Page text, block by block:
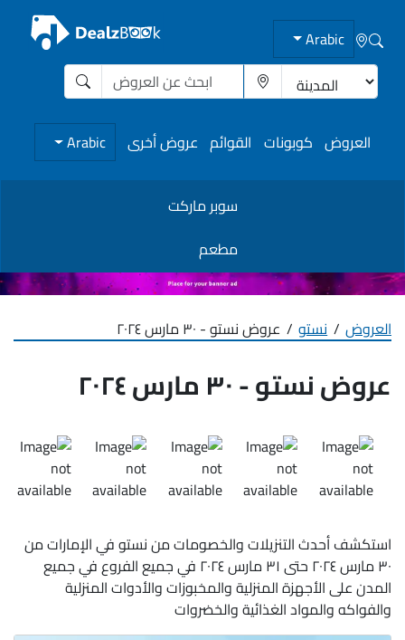
Arabic
العروض كوبونات القوائم عروض أخرى Arabic
سوبر ماركت
مطعم
العروض نستو عروض نستو - ٣٠ مارس ٢٠٢٤
عروض نستو - ٣٠ مارس ٢٠٢٤
استكشف أحدث التنزيلات والخصومات من نستو في الإمارات من
٣٠ مارس ٢٠٢٤ حتى ٣١ مارس ٢٠٢٤ في جميع الفروع في جميع
المدن على الأجهزة المنزلية والمخبوزات والأدوات المنزلية
والفواكه والمواد الغذائية والخضروات